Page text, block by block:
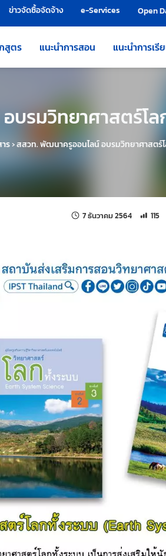
ข่าวจัดซื้อจัดจ้าง e-Services Open
สูตร แนะนำการสอน แนะนำการเรี
รมวิทยาศาสตร์โ
ร›สสวท. พัฒนาครูออนไลน์ อบรมวิทยาศาสตร์
7 ธันวาคม 2564 แก้ไขล่าสุด
จำนวนก
115